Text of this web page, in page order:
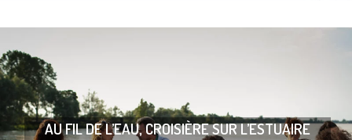
AU FIL DE L’EAU, CROISIÈRE SUR L’ESTUAIRE